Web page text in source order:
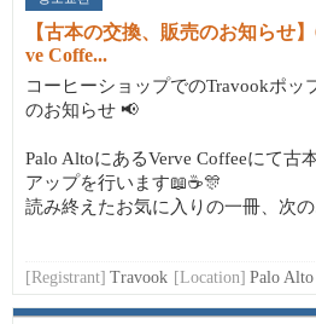
【古本の交換、販売のお知らせ
ve Coffe...
コーヒーショップでのTravookポッ
のお知らせ 📢
Palo AltoにあるVerve Coffeeにて古
アップを行います📖☕🎊
読み終えたお気に入りの一冊、次
[Registrant] Travook [Location] Palo Alto